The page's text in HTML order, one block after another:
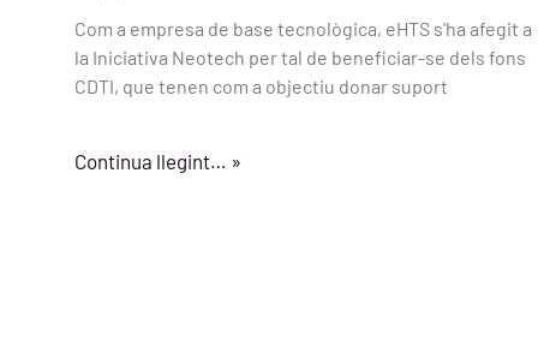
Com a empresa de base tecnològica, eHTS s'ha afegit a
la Iniciativa Neotech per tal de beneficiar-se dels fons
CDTI, que tenen com a objectiu donar suport
Continua llegint… »